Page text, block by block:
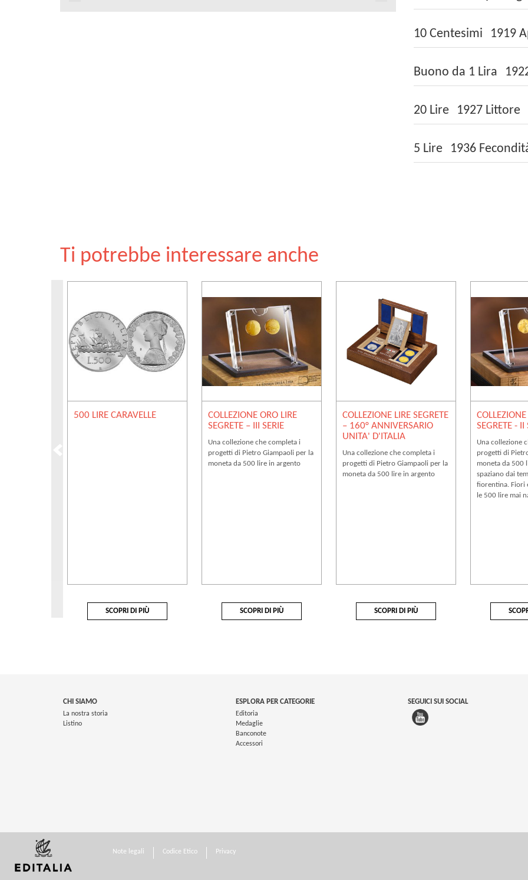
10 Centesimi 1919
Buono da 1 Lira
20 Lire 1927 Littore
5 Lire 1936
Ti potrebbe interessare anche
500 LIRE CARAVELLE
SCOPRI DI PIÙ
COLLEZIONE ORO LIRE
SEGRETE – III SERIE
Una collezione che completa i
progetti di Pietro Giampaoli per la
moneta da 500 lire in argento
SCOPRI DI PIÙ
COLLEZIONE LIRE SEGRETE
– 160° ANNIVERSARIO
UNITA' D'ITALIA
Una collezione che completa i
progetti di Pietro Giampaoli per la
moneta da 500 lire in argento
SCOPRI DI PIÙ
SEGRETE - II
Una collezione
progetti di
moneta da 500
spaziano dai
fiorentina. Fiori
le 500 lire mai
CHI SIAMO
La nostra storia
Listino
ESPLORA PER CATEGORIE
Editoria
Medaglie
Banconote
Accessori
SEGUICI SUI SOCIAL
Note legali Codice Etico Privacy